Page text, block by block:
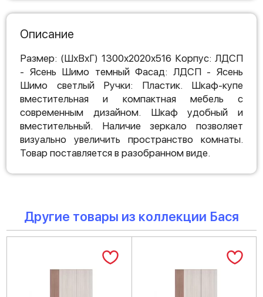
Описание
Размер: (ШхВхГ) 1300х2020х516 Корпус: ЛДСП
- Ясень Шимо темный Фасад: ЛДСП - Ясень
Шимо светлый Ручки: Пластик. Шкаф-купе
вместительная и компактная мебель с
современным дизайном. Шкаф удобный и
вместительный. Наличие зеркало позволяет
визуально увеличить пространство комнаты.
Товар поставляется в разобранном виде.
Другие товары из коллекции Бася